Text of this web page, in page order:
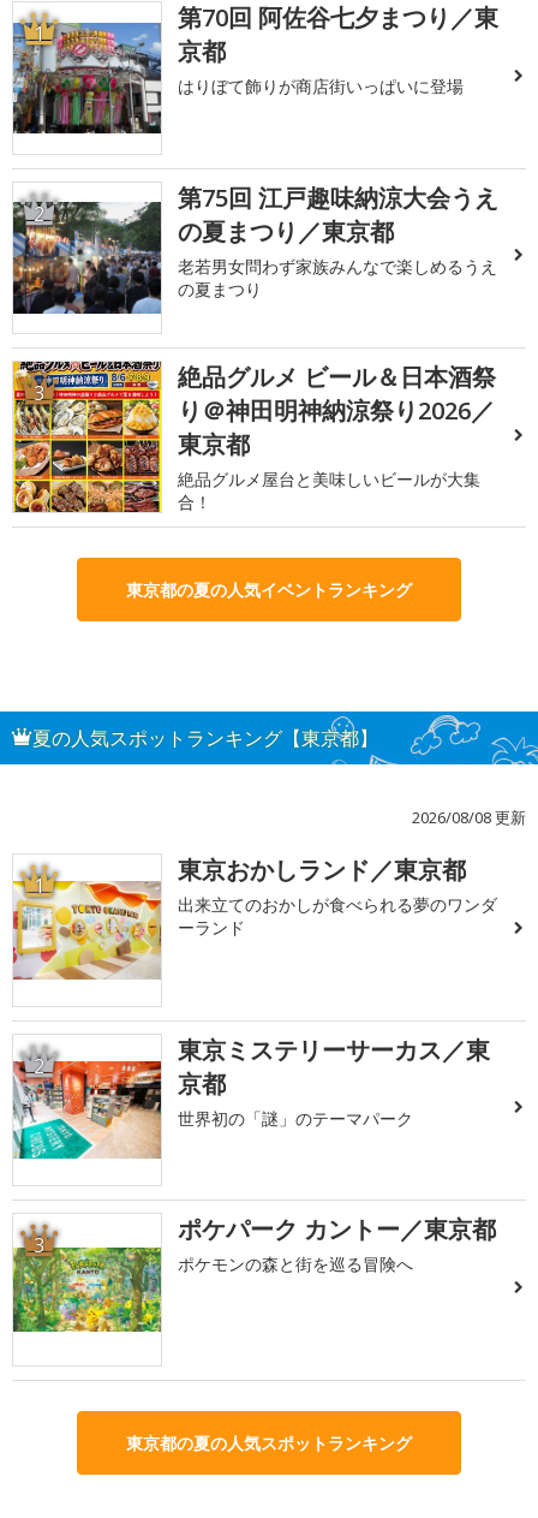
1
第70回 阿佐谷七夕まつり／東
京都
はりぼて飾りが商店街いっぱいに登場
2
第75回 江戸趣味納涼大会うえ
の夏まつり／東京都
老若男女問わず家族みんなで楽しめるうえ
の夏まつり
3
絶品グルメ ビール＆日本酒祭
り＠神田明神納涼祭り2026／
東京都
絶品グルメ屋台と美味しいビールが大集
合！
東京都の夏の人気イベントランキング
夏の人気スポットランキング【東京都】
2026/08/08 更新
1 東京おかしランド／東京都
出来立てのおかしが食べられる夢のワンダ
ーランド
2
東京ミステリーサーカス／東
京都
世界初の「謎」のテーマパーク
3 ポケパーク カントー／東京都
ポケモンの森と街を巡る冒険へ
東京都の夏の人気スポットランキング